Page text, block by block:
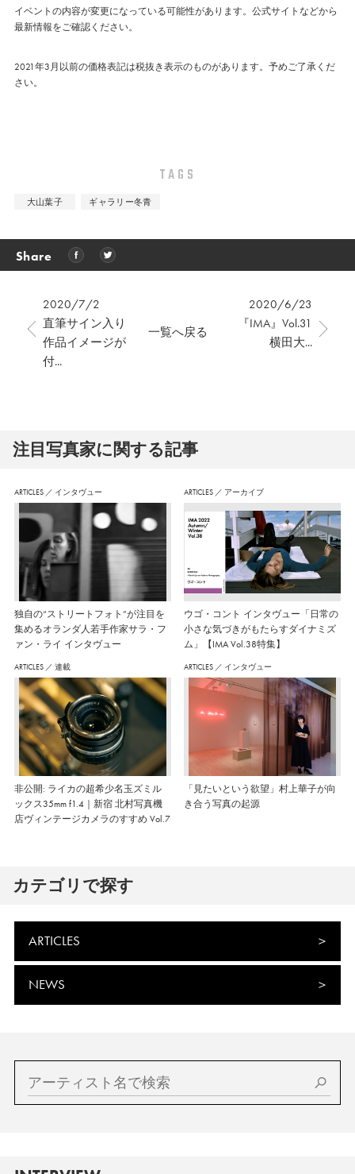
イベントの内容が変更になっている可能性があります。公式サイトなどから
最新情報をご確認ください。
2021年3月以前の価格表記は税抜き表示のものがあります。予めご了承くだ
さい。
TAGS
大山葉子 ギャラリー冬青
Share
2020/7/2
直筆サイン入り
作品イメージが
付...
2020/6/23
『IMA』Vol.31
横田大...
一覧へ戻る
注⽬写真家に関する記事
ARTICLES ／ インタヴュー
独自の“ストリートフォト”が注目を
集めるオランダ人若手作家サラ・フ
ァン・ライ インタヴュー
ARTICLES ／ アーカイブ
ウゴ・コント インタヴュー「日常の
小さな気づきがもたらすダイナミズ
ム」【IMA Vol.38特集】
ARTICLES ／ 連載
非公開: ライカの超希少名玉ズミル
ックス35mm f1.4｜新宿 北村写真機
店ヴィンテージカメラのすすめ Vol.7
ARTICLES ／ インタヴュー
「見たいという欲望」村上華子が向
き合う写真の起源
カテゴリで探す
ARTICLES
NEWS